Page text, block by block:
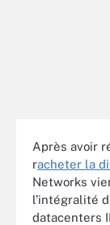
Après avoir
racheter la
Networks
l’intégralité
datacenters